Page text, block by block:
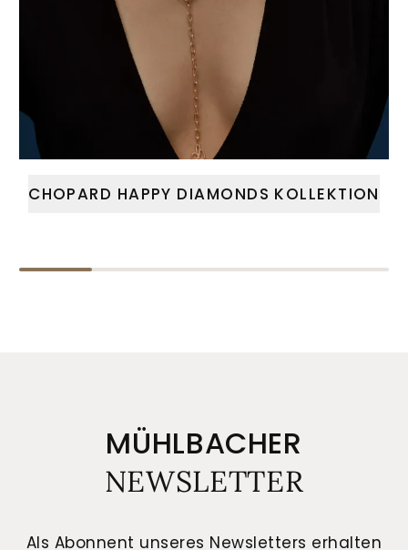
CHOPARD HAPPY DIAMONDS KOLLEKTION
MÜHLBACHER
NEWSLETTER
Als Abonnent unseres Newsletters erhalten